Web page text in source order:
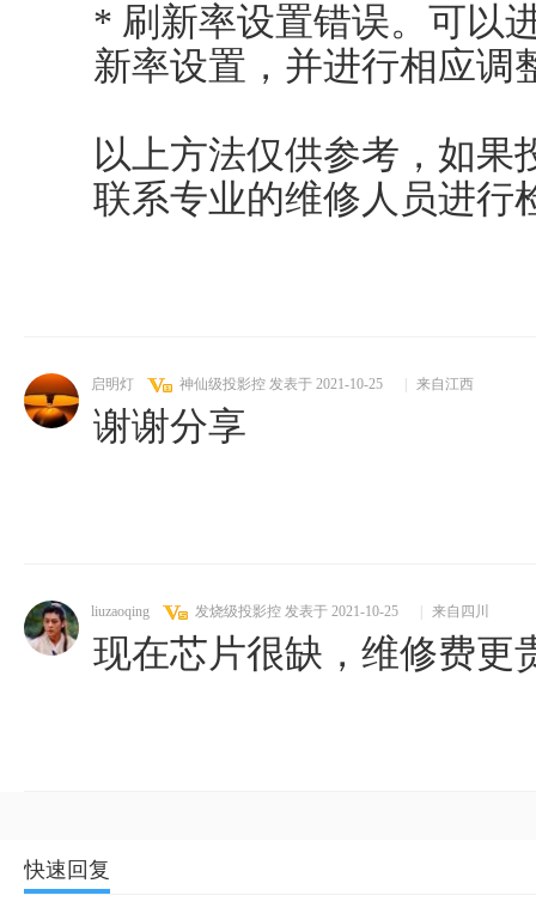
* 刷新率设置错误。可以
新率设置，并进行相应调
以上方法仅供参考，如果
联系专业的维修人员进行
启明灯 神仙级投影控 发表于 2021-10-25 来自江西
谢谢分享
liuzaoqing 发烧级投影控 发表于 2021-10-25 来自四川
现在芯片很缺，维修费更
快速回复